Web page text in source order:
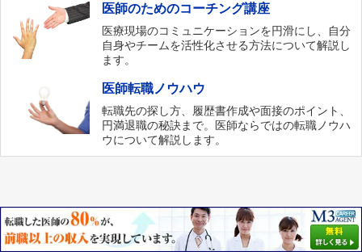
医師のためのコーチング講座
医療現場のコミュニケーションを円滑にし、自分
自身やチームを活性化させる方法について解説し
ます。
医師転職ノウハウ
転職先の探し方、履歴書作成や面接のポイント、
円満退職の秘訣まで。医師ならではの転職ノウハ
ウについて解説します。